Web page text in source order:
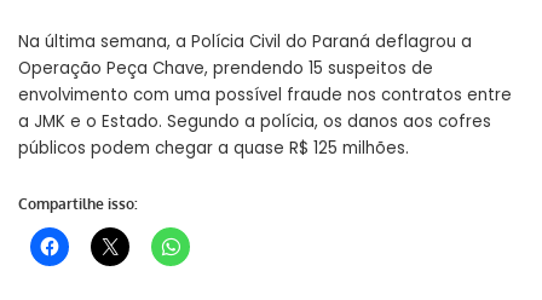
Na última semana, a Polícia Civil do Paraná deflagrou a
Operação Peça Chave, prendendo 15 suspeitos de
envolvimento com uma possível fraude nos contratos entre
a JMK e o Estado. Segundo a polícia, os danos aos cofres
públicos podem chegar a quase R$ 125 milhões.
Compartilhe isso: